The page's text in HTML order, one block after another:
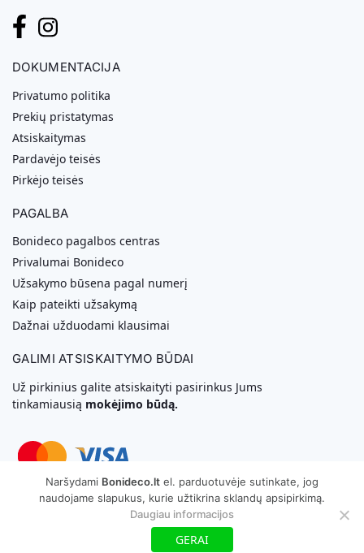
DOKUMENTACIJA
Privatumo politika
Prekių pristatymas
Atsiskaitymas
Pardavėjo teisės
Pirkėjo teisės
PAGALBA
Bonideco pagalbos centras
Privalumai Bonideco
Užsakymo būsena pagal numerį
Kaip pateikti užsakymą
Dažnai užduodami klausimai
GALIMI ATSISKAITYMO BŪDAI
Už pirkinius galite atsiskaityti pasirinkus Jums
tinkamiausią mokėjimo būdą.
Svetainių Kūrimas
Copyright © 2026 MB „Bonideco“. Visos teisės saugomos
Naršydami Bonideco.lt el. parduotuvėje sutinkate, jog
naudojame slapukus, kurie užtikrina sklandų apsipirkimą.
Daugiau informacijos
GERAI